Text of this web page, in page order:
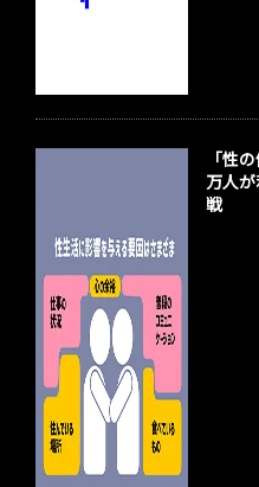
「性
万人
戦